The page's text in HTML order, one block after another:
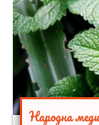
Народна